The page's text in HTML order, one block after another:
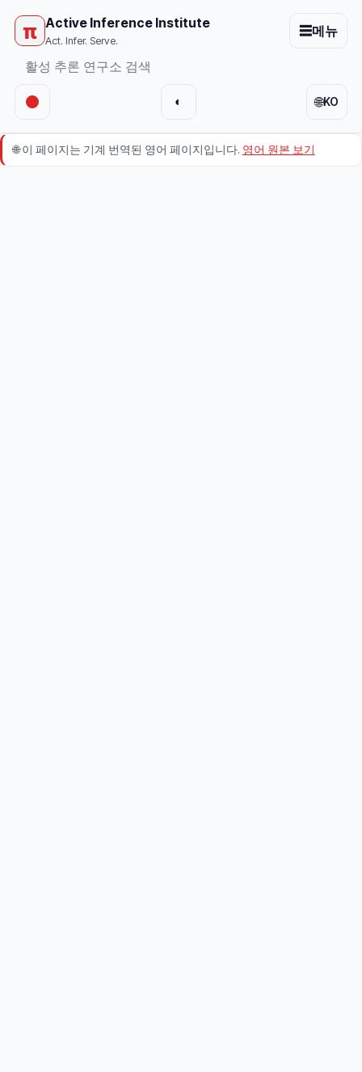
π Active Inference Institute
Act. Infer. Serve.
☰메뉴
🌐KO
◐
🌐이 페이지는 기계 번역된 영어 페이지입니다. 영어 원본 보기